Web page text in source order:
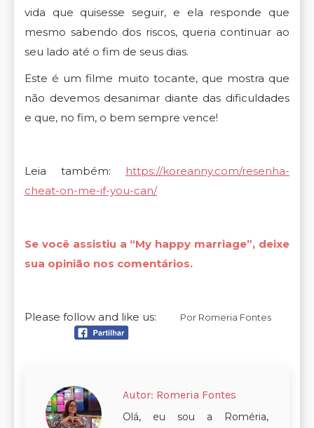
vida que quisesse seguir, e ela responde que
mesmo sabendo dos riscos, queria continuar ao
seu lado até o fim de seus dias.
Este é um filme muito tocante, que mostra que
não devemos desanimar diante das dificuldades
e que, no fim, o bem sempre vence!
Leia também:
https://koreanny.com/resenha-
cheat-on-me-if-you-can/
Se você assistiu a “My happy marriage”, deixe
sua opinião nos comentários.
Please follow and like us: Por Romeria Fontes
Autor: Romeria Fontes
Olá, eu sou a Roméria,